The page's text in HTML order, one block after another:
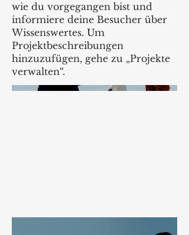
wie du vorgegangen bist und
informiere deine Besucher über
Wissenswertes. Um
Projektbeschreibungen
hinzuzufügen, gehe zu „Projekte
verwalten“.